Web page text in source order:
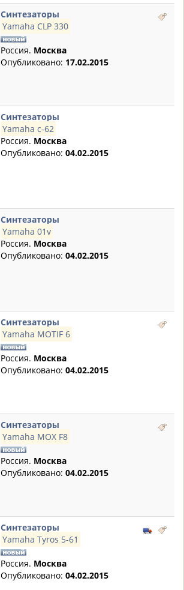
Синтезаторы
Yamaha CLP 330
Россия. Москва
Опубликовано: 17.02.2015
Синтезаторы
Yamaha с-62
Россия. Москва
Опубликовано: 04.02.2015
Синтезаторы
Yamaha 01v
Россия. Москва
Опубликовано: 04.02.2015
Синтезаторы
Yamaha MOTIF 6
Россия. Москва
Опубликовано: 04.02.2015
Синтезаторы
Yamaha MOX F8
Россия. Москва
Опубликовано: 04.02.2015
Синтезаторы
Yamaha Tyros 5-61
Россия. Москва
Опубликовано: 04.02.2015